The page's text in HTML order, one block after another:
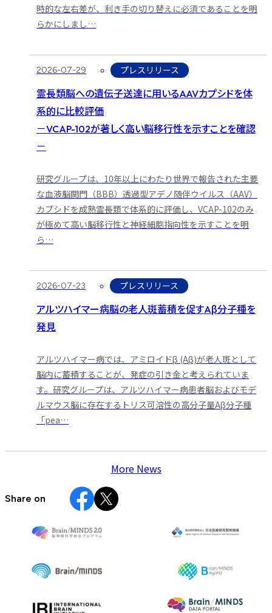
時的な左右差が、利き手の切り替えに必須であることを明
らかにしまし…
2026-07-29 プレスリリース
霊長類脳への遺伝子送達に用いるAAVカプシドを体
系的に比較評価
－VCAP-102が著しく高い脳移行性を示すことを確認
－
研究グループは、10年以上にわたり世界で報告された主要
な血液脳関門（BBB）透過型アデノ随伴ウイルス（AAV）
カプシドを成熟霊長類で体系的に評価し、VCAP-102のみ
が極めて高い脳移行性と神経細胞指向性を示すことを明
ら…
2026-07-23 プレスリリース
アルツハイマー病脳の老人斑蓄積を促すAβ分子種を
発見
アルツハイマー病では、アミロイドβ (Aβ)が老人斑として
脳内に蓄積することが、発症の引き金と考えられていま
す。研究グループは、アルツハイマー病患者脳およびモデ
ルマウス脳に存在するトリス可溶性の高分子量Aβ分子種
「pea…
More News
Share on